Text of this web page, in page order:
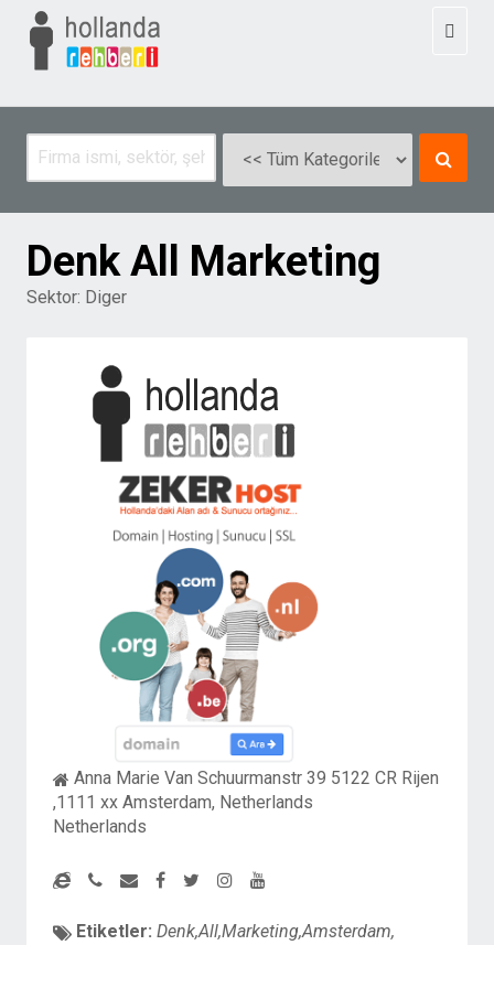
Denk All Marketing
Sektor: Diger
Anna Marie Van Schuurmanstr 39 5122 CR Rijen
,1111 xx Amsterdam, Netherlands
Netherlands
Etiketler: Denk,All,Marketing,Amsterdam,